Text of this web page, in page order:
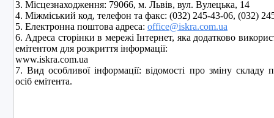
3. Місцезнаходження: 79066, м. Львів, вул. Вулецька, 14
4. Міжміський код, телефон та факс: (032) 245-43-06, (032)
5. Електронна поштова адреса: office@iskra.com.ua
6. Адреса сторінки в мережі Інтернет, яка додатково
емітентом для розкриття інформації:
www.iskra.com.ua
7. Вид особливої інформації: відомості про зміну складу
осіб емітента.